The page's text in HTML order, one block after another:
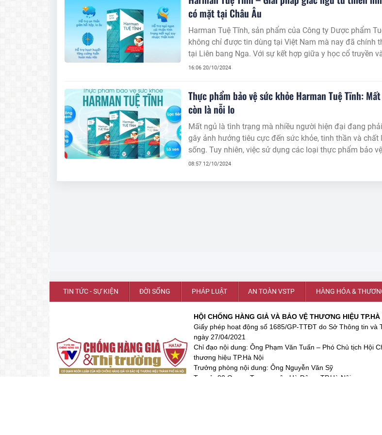
có mặt tại Châu Âu
Harman Tuệ Tĩnh, sản phẩm của Công ty Dược phẩm
không chỉ được tin dùng tại Việt Nam mà nay đã chính
tại Liên bang Nga. Với sự kết hợp giữa y học cổ truyền
hiện đại, Harman Tuệ Tĩnh mang đến giải pháp an toàn,
16:06 20/10/2024
Thực phẩm bảo vệ sức khỏe Harman Tuệ Tĩnh:
còn là nỗi lo
Mất ngủ là tình trạng mà nhiều người hiện đại đang
gây ảnh hưởng tiêu cực đến sức khỏe, tinh thần và chất
sống. Tuy nhiên, việc sử dụng các loại thực phẩm bảo
từ thảo dược thiên nhiên đang dần trở thành xu hướng
08:57 12/10/2024
TIN TỨC - SỰ KIỆN ĐỜI SỐNG PHÁP LUẬT AN TOÀN VSTP HÀNG HÓA &
HỘI CHỐNG HÀNG GIẢ VÀ BẢO VỆ THƯƠNG HIỆU TP.HÀ
Giấy phép hoạt động số 1685/GP-TTĐT do Sở Thông tin và
ngày 27/04/2021
Chỉ đạo nội dung: Ông Phạm Văn Tuấn – Phó Chủ tịch Hội
thương hiệu TP.Hà Nội
Trưởng phòng nội dung: Ông Nguyễn Văn Sỹ
Trụ sở: 80 Quang Trung, quận Hà Đông, TP.Hà Nội